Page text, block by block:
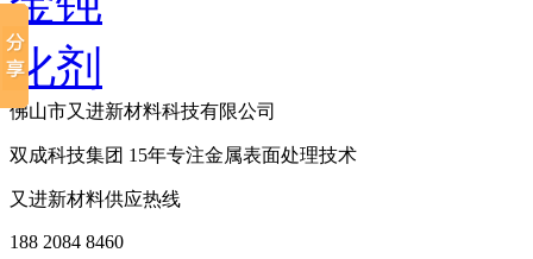
佛山市又进新材料科技有限公司
双成科技集团 15年专注金属表面处理技术
又进新材料供应热线
188 2084 8460